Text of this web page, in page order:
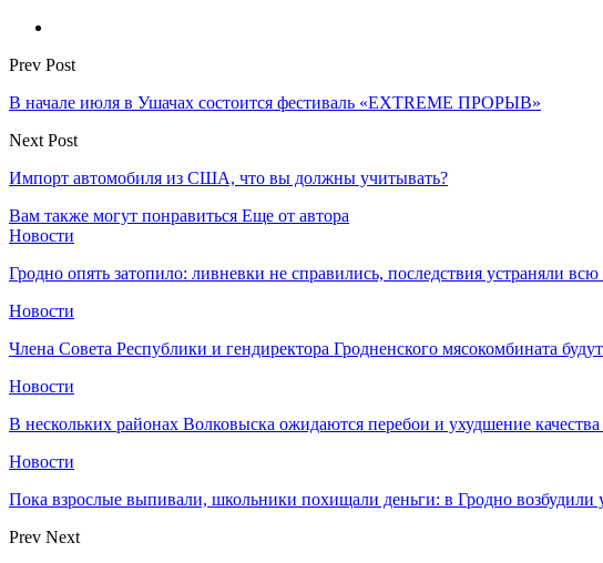
Prev Post
В начале июля в Ушачах состоится фестиваль «EXTREME ПРОРЫВ»
Next Post
Импорт автомобиля из США, что вы должны учитывать?
Вам также могут понравиться Еще от автора
Новости
Гродно опять затопило: ливневки не справились, последствия устраняли всю
Новости
Члена Совета Республики и гендиректора Гродненского мясокомбината
Новости
В нескольких районах Волковыска ожидаются перебои и ухудшение
Новости
Пока взрослые выпивали, школьники похищали деньги: в Гродно возбудили
Prev Next